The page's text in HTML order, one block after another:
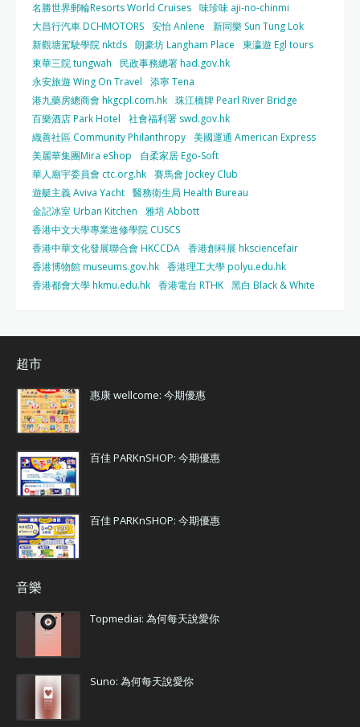
名勝世界郵輪Resorts World Cruises 味珍味 aji-no-chinmi
大昌行汽車 DCHMOTORS 安怡 Anlene
新同樂 Sun Tung Lok
新觀塘駕駛學院 nktds 朗豪坊 Langham Place
東瀛遊 Egl tours
東華三院 tungwah
民政事務總署 had.gov.hk
永安旅遊 Wing On Travel
添寧 Tena
港九藥房總商會 hkgcpl.com.hk 珠江橋牌 Pearl River Bridge
百樂酒店 Park Hotel
社會福利署 swd.gov.hk
織善社區 Community Philanthropy 美國運通 American Express
美麗華集團Mira eShop
自柔家居 Ego-Soft
華人廟宇委員會 ctc.org.hk 賽馬會 Jockey Club
遊艇主義 Aviva Yacht 醫務衛生局 Health Bureau
金記冰室 Urban Kitchen
雅培 Abbott
香港中文大學專業進修學院 CUSCS
香港中華文化發展聯合會 HKCCDA 香港創科展 hksciencefair
香港博物館 museums.gov.hk 香港理工大學 polyu.edu.hk
香港都會大學 hkmu.edu.hk 香港電台 RTHK 黑白 Black & White
超市
惠康 wellcome: 今期優惠
百佳 PARKnSHOP: 今期優惠
百佳 PARKnSHOP: 今期優惠
音樂
Topmediai: 為何每天說愛你
Suno: 為何每天說愛你